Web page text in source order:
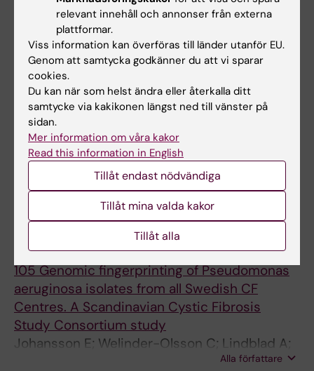
Patient-to-patient transmission of a
multiresistant Pseudomonas aeruginosa
strain in a summer camp detected by
prospective follow up
Karpati F; Meyer P; Adermark V; Johansson E;
Welinder-Olsson C
Alla författare
JOURNAL ARTICLE: JOURNAL OF CYSTIC
FIBROSIS.2008;7:s52
Immunomodulatory properties of vitamin D in
Scandinavian cystic fibrosis patients
Pincikova T; Nilsson K; Karpati F; Hjelte L
JOURNAL ARTICLE:JOURNAL OF CYSTIC
FIBROSIS.2007;6:s26
105 Genomic fingerprinting of Pseudomonas
aeruginosa isolates from all Swedish CF
Centres. A Scandinavian Cystic Fibrosis
Study Consortium study
Johansson E; Welinder-Olsson C; Lindblad A;
Gilljam M; Johannesson M; Meyer P; Hjelte L;
Alla författare
relevant innehåll och annonser från externa
plattformar.
Viss information kan överföras till länder utanför EU.
Genom att samtycka godkänner du att vi sparar
cookies.
Du kan när som helst ändra eller återkalla ditt
samtycke via kakikonen längst ned till vänster på
sidan.
Mer information om våra kakor
Read this information in English
Tillåt endast nödvändiga
Tillåt mina valda kakor
Tillåt alla